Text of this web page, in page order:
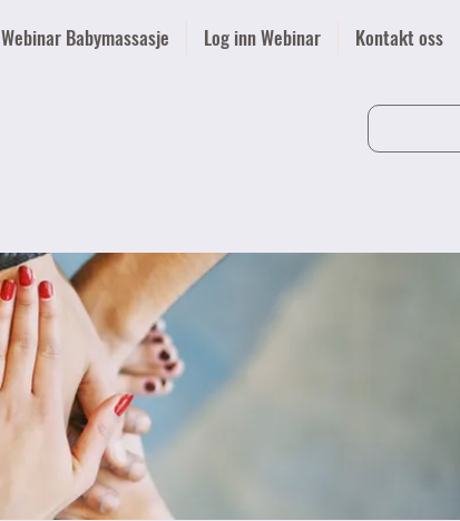
Webinar Babymassasje Log inn Webinar Kontakt oss